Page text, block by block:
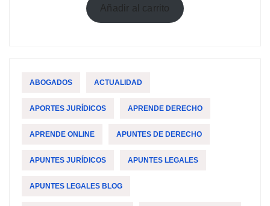
originalactual
es:
Añadir al carrito
ABOGADOS ACTUALIDAD
APORTES JURÍDICOS APRENDE DERECHO
APRENDE ONLINE APUNTES DE DERECHO
APUNTES JURÍDICOS APUNTES LEGALES
APUNTES LEGALES BLOG